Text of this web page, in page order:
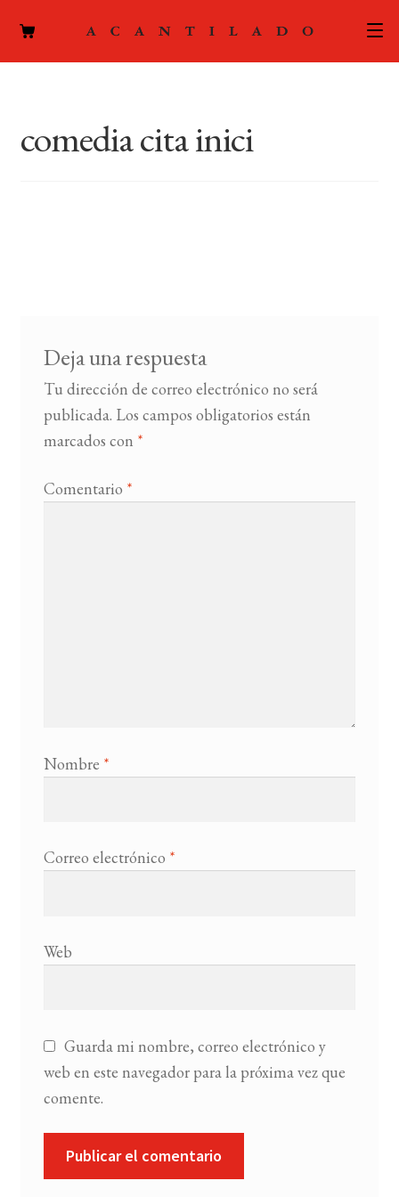
AUTORES
CONTACTO
MI CUENTA
comedia cita inici
Deja una respuesta
Tu dirección de correo electrónico no será
publicada. Los campos obligatorios están
marcados con *
Comentario *
Nombre *
Correo electrónico *
Web
Guarda mi nombre, correo electrónico y
web en este navegador para la próxima vez que
comente.